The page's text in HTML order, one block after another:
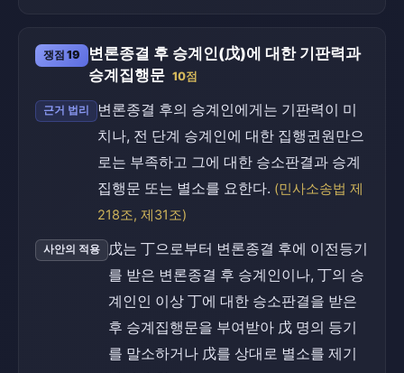
쟁점 19
변론종결 후 승계인(戊)에 대한 기판력과
승계집행문 10점
근거 법리
변론종결 후의 승계인에게는 기판력이 미
치나, 전 단계 승계인에 대한 집행권원만으
로는 부족하고 그에 대한 승소판결과 승계
집행문 또는 별소를 요한다. (민사소송법 제
218조, 제31조)
사안의 적용
戊는 丁으로부터 변론종결 후에 이전등기
를 받은 변론종결 후 승계인이나, 丁의 승
계인인 이상 丁에 대한 승소판결을 받은
후 승계집행문을 부여받아 戊 명의 등기
를 말소하거나 戊를 상대로 별소를 제기